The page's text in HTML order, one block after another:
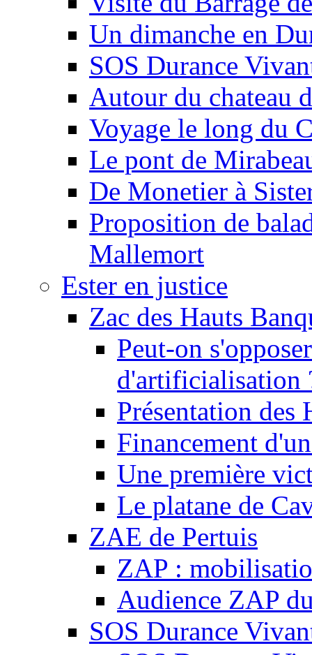
Un dimanche en
SOS Durance
Autour du chateau
Voyage le long du
Le pont de
De Monetier à
Proposition de
Mallemort
Ester en justice
Zac des Hauts
Peut-on
d'artificialisation
Présentation des
Financement
Une première
Le platane de
ZAE de Pertuis
ZAP :
Audience ZAP
SOS Durance